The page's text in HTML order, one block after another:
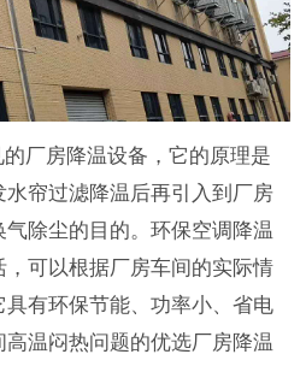
厂房降温设备，它的原理是
帘过滤降温后再引入到厂房
除尘的目的。环保空调降温
可以根据厂房车间的实际情
有环保节能、功率小、省电
温闷热问题的优选厂房降温